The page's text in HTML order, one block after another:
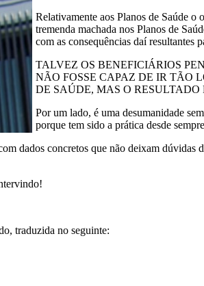
Relativamente aos Planos de Saúde
tremenda machada nos Planos de
com as consequências daí resultantes
TALVEZ OS BENEFICIÁRIOS
NÃO FOSSE CAPAZ DE IR TÃO
DE SAÚDE, MAS O RESULTADO
Por um lado, é uma desumanidade
porque tem sido a prática desde
dados concretos que não deixam dúvidas
traduzida no seguinte: